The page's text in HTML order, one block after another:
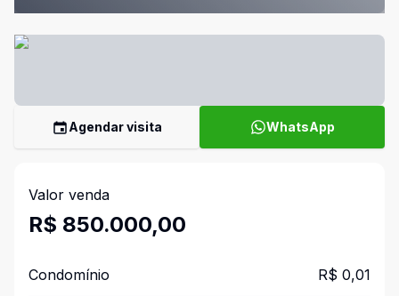
Agendar visita WhatsApp
Valor venda
R$ 850.000,00
Condomínio R$ 0,01